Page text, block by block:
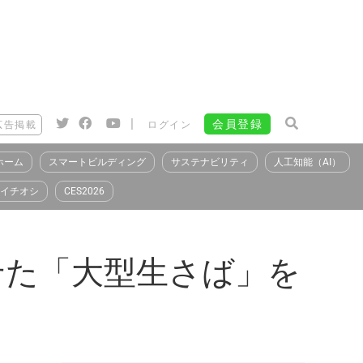
告掲載 | ログイン 会員登録
ーム スマートビルディング サステナビリティ 人工知能（AI）
イチオシ CES2026
「大型生さば」を